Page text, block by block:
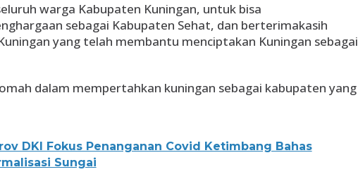
warga Kabupaten Kuningan, untuk bisa
sebagai Kabupaten Sehat, dan berterimakasih
yang telah membantu menciptakan Kuningan sebagai
dalam mempertahkan kuningan sebagai kabupaten yang
DKI Fokus Penanganan Covid Ketimbang Bahas
Sungai